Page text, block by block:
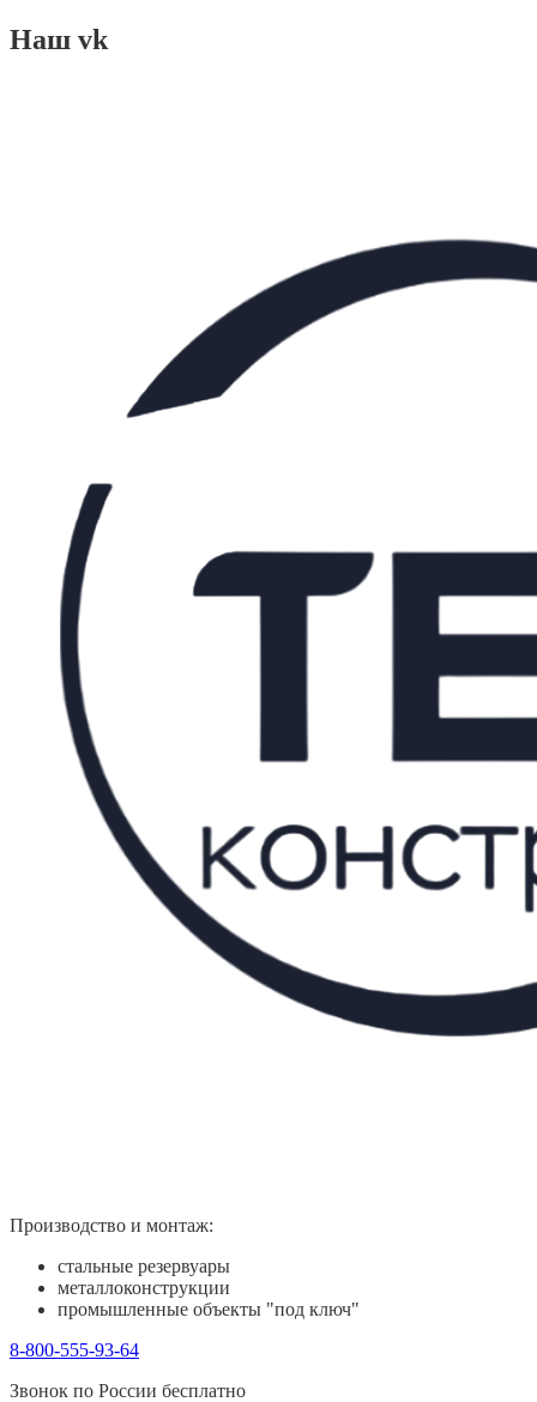
Наш vk
Производство и монтаж:
стальные резервуары
металлоконструкции
промышленные объекты "под ключ"
8-800-555-93-64
Звонок по России беcплатно